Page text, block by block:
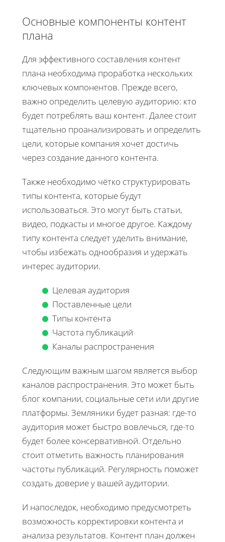
Основные компоненты контент
плана
Для эффективного составления контент
плана необходима проработка нескольких
ключевых компонентов. Прежде всего,
важно определить целевую аудиторию: кто
будет потреблять ваш контент. Далее стоит
тщательно проанализировать и определить
цели, которые компания хочет достичь
через создание данного контента.
Также необходимо чётко структурировать
типы контента, которые будут
использоваться. Это могут быть статьи,
видео, подкасты и многое другое. Каждому
типу контента следует уделить внимание,
чтобы избежать однообразия и удержать
интерес аудитории.
Целевая аудитория
Поставленные цели
Типы контента
Частота публикаций
Каналы распространения
Следующим важным шагом является выбор
каналов распространения. Это может быть
блог компании, социальные сети или другие
платформы. Земляники будет разная: где-то
аудитория может быстро вовлечься, где-то
будет более консервативной. Отдельно
стоит отметить важность планирования
частоты публикаций. Регулярность поможет
создать доверие у вашей аудитории.
И напоследок, необходимо предусмотреть
возможность корректировки контента и
анализа результатов. Контент план должен